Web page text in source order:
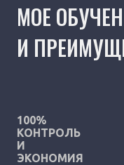
МОЕ
И
100%
КОНТРОЛЬ
И
ЭКОНОМИЯ